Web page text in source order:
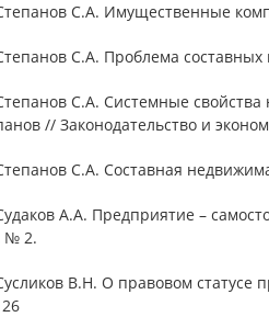
С.А. Имущественные
С.А. Проблема
С.А. Системные
// Законодательство и
С.А. Составная
А.А. Предприятие –
№ 2.
В.Н. О правовом статусе